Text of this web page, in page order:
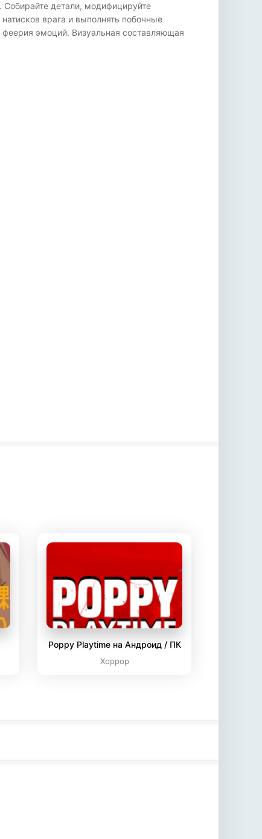
Собирайте детали, модифицируйте
врага и выполнять побочные
эмоций. Визуальная составляющая
Poppy Playtime на Андроид / ПК
Хоррор